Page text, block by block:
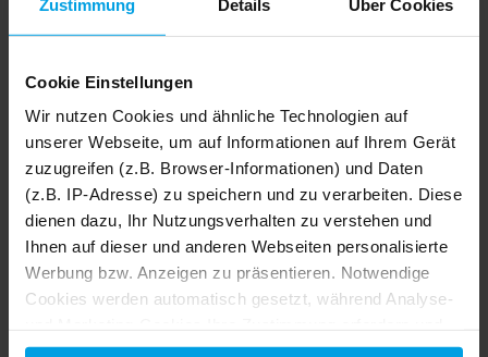
Zustimmung Details Über Cookies
Cookie Einstellungen
Wir nutzen Cookies und ähnliche Technologien auf
unserer Webseite, um auf Informationen auf Ihrem Gerät
zuzugreifen (z.B. Browser-Informationen) und Daten
(z.B. IP-Adresse) zu speichern und zu verarbeiten. Diese
dienen dazu, Ihr Nutzungsverhalten zu verstehen und
Ihnen auf dieser und anderen Webseiten personalisierte
Werbung bzw. Anzeigen zu präsentieren. Notwendige
Cookies werden automatisch gesetzt, während Analyse-
auch außerhalb der EU/EWR, z.B. in den USA,
Internet
Grillmöglichkeit Mikrowelle
Dusche Haustiere nicht erlaubt
Nichtraucher Allergikerfreundlich
Beschreibung
Ausstattung
1/19
3/19